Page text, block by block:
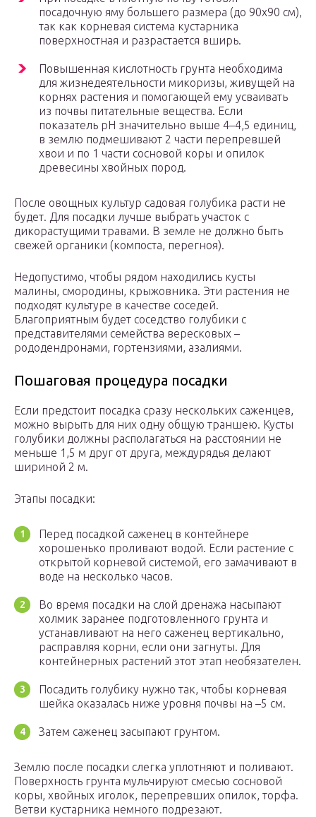
посадочную яму большего размера (до 90х90 см),
так как корневая система кустарника
поверхностная и разрастается вширь.
Повышенная кислотность грунта необходима
для жизнедеятельности микоризы, живущей на
корнях растения и помогающей ему усваивать
из почвы питательные вещества. Если
показатель pH значительно выше 4–4,5 единиц,
в землю подмешивают 2 части перепревшей
хвои и по 1 части сосновой коры и опилок
древесины хвойных пород.
После овощных культур садовая голубика расти не
будет. Для посадки лучше выбрать участок с
дикорастущими травами. В земле не должно быть
свежей органики (компоста, перегноя).
Недопустимо, чтобы рядом находились кусты
малины, смородины, крыжовника. Эти растения не
подходят культуре в качестве соседей.
Благоприятным будет соседство голубики с
представителями семейства вересковых –
рододендронами, гортензиями, азалиями.
Пошаговая процедура посадки
Если предстоит посадка сразу нескольких саженцев,
можно вырыть для них одну общую траншею. Кусты
голубики должны располагаться на расстоянии не
меньше 1,5 м друг от друга, междурядья делают
шириной 2 м.
Этапы посадки:
Перед посадкой саженец в контейнере
хорошенько проливают водой. Если растение с
открытой корневой системой, его замачивают в
воде на несколько часов.
Во время посадки на слой дренажа насыпают
холмик заранее подготовленного грунта и
устанавливают на него саженец вертикально,
расправляя корни, если они загнуты. Для
контейнерных растений этот этап необязателен.
Посадить голубику нужно так, чтобы корневая
шейка оказалась ниже уровня почвы на –5 см.
Затем саженец засыпают грунтом.
Землю после посадки слегка уплотняют и поливают.
Поверхность грунта мульчируют смесью сосновой
коры, хвойных иголок, перепревших опилок, торфа.
Ветви кустарника немного подрезают.